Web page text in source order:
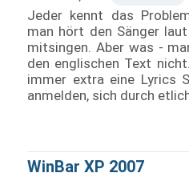
Jeder kennt das
man hört den Sänger
mitsingen. Aber was -
den englischen Text
immer extra eine Lyrics
anmelden, sich durch
WinBar XP 2007